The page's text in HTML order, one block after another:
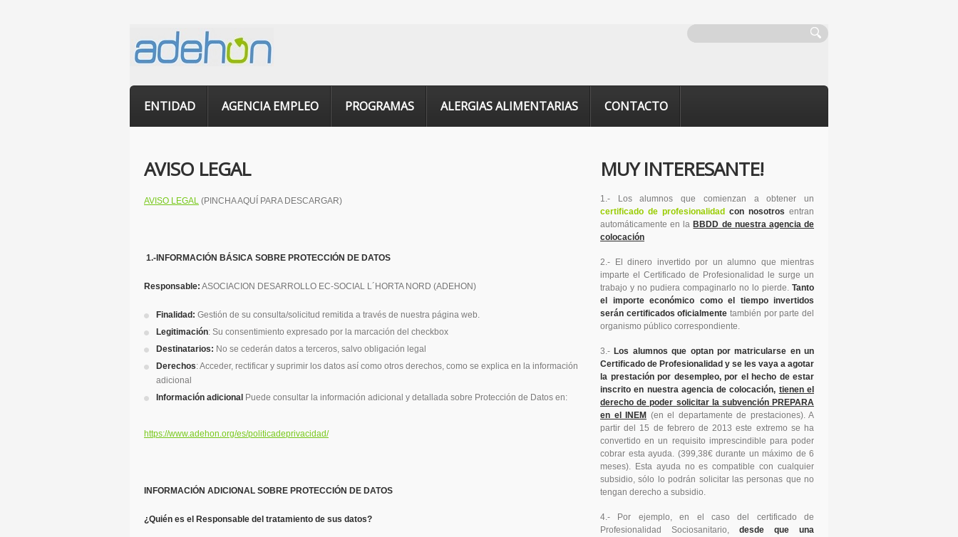
ENTIDAD AGENCIA EMPLEO PROGRAMAS ALERGIAS ALIMENTARIAS CONTACTO
AVISO LEGAL
AVISO LEGAL (PINCHA AQUÍ PARA DESCARGAR)
1.-INFORMACIÓN BÁSICA SOBRE PROTECCIÓN DE DATOS
Responsable: ASOCIACION DESARROLLO EC-SOCIAL L´HORTA NORD (ADEHON)
Finalidad: Gestión de su consulta/solicitud remitida a través de nuestra página web.
Legitimación: Su consentimiento expresado por la marcación del checkbox
Destinatarios: No se cederán datos a terceros, salvo obligación legal
Derechos: Acceder, rectificar y suprimir los datos así como otros derechos, como se explica en la información
adicional
Información adicional Puede consultar la información adicional y detallada sobre Protección de Datos en:
https://www.adehon.org/es/politicadeprivacidad/
INFORMACIÓN ADICIONAL SOBRE PROTECCIÓN DE DATOS
¿Quién es el Responsable del tratamiento de sus datos?
MUY INTERESANTE!
1.- Los alumnos que comienzan a obtener un
certificado de profesionalidad con nosotros entran
automáticamente en la BBDD de nuestra agencia de
colocación
2.- El dinero invertido por un alumno que mientras
imparte el Certificado de Profesionalidad le surge un
trabajo y no pudiera compaginarlo no lo pierde. Tanto
el importe económico como el tiempo invertidos
serán certificados oficialmente también por parte del
organismo público correspondiente.
3.- Los alumnos que optan por matricularse en un
Certificado de Profesionalidad y se les vaya a agotar
la prestación por desempleo, por el hecho de estar
inscrito en nuestra agencia de colocación, tienen el
derecho de poder solicitar la subvención PREPARA
en el INEM (en el departamente de prestaciones). A
partir del 15 de febrero de 2013 este extremo se ha
convertido en un requisito imprescindible para poder
cobrar esta ayuda. (399,38€ durante un máximo de 6
meses). Esta ayuda no es compatible con cualquier
subsidio, sólo lo podrán solicitar las personas que no
tengan derecho a subsidio.
4.- Por ejemplo, en el caso del certificado de
Profesionalidad Sociosanitario, desde que una